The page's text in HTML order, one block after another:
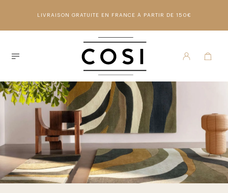
LIVRAISON GRATUITE EN FRANCE À PARTIR DE 150€